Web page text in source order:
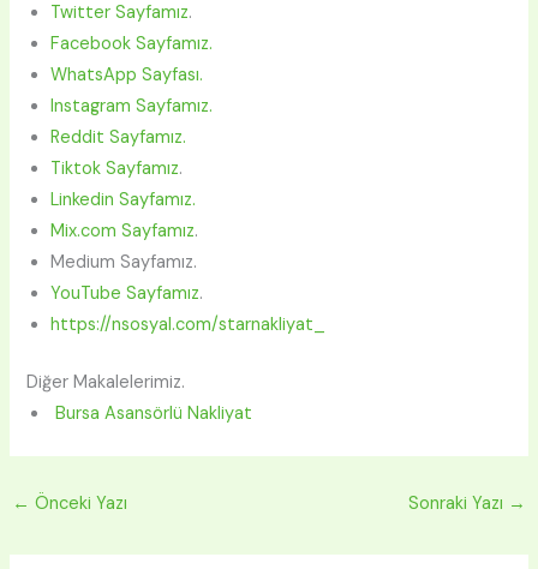
Twitter Sayfamız.
Facebook Sayfamız.
WhatsApp Sayfası.
Instagram Sayfamız.
Reddit Sayfamız.
Tiktok Sayfamız.
Linkedin Sayfamız.
Mix.com Sayfamız.
Medium Sayfamız.
YouTube Sayfamız.
https://nsosyal.com/starnakliyat_
Diğer Makalelerimiz.
Bursa Asansörlü Nakliyat
← Önceki Yazı Sonraki Yazı →